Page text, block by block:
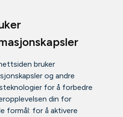
bruker
og andre
for å forbedre
din for
formål: for å aktivere